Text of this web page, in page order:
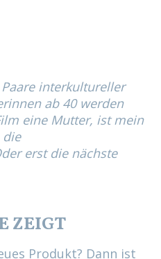
interkultureller
ab 40 werden
eine Mutter, ist mein
die
erst die nächste
ZEIGT
Produkt? Dann ist